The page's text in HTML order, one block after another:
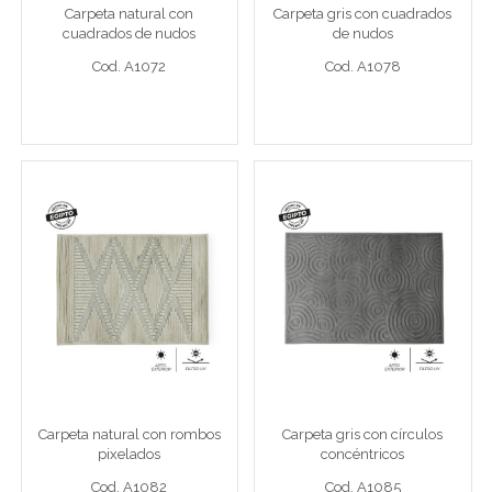
Cod. A1072
Carpeta natural con
cuadrados de nudos
Cod. A1072
Cod. A1078
Carpeta gris con cuadrados
de nudos
Cod. A1078
Carpeta natural con
rombos pixelados
Carpeta 120 x 170 cm natural
Cod. A1082
Carpeta natural con rombos
pixelados
Cod. A1082
Carpeta gris con círculos
concéntricos
Carpeta 120 x 170 cm gris
Cod. A1085
Carpeta gris con círculos
concéntricos
Cod. A1085